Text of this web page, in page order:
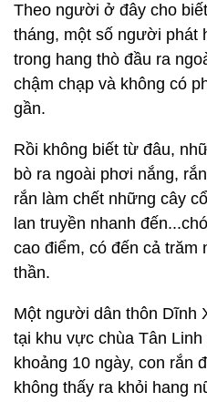
Theo người ở đây cho
tháng, một số người phát
trong hang thò đầu ra
chậm chạp và không có
gần.
Rồi không biết từ đâu,
bò ra ngoài phơi nắng,
rắn làm chết những cây
lan truyền nhanh
cao điểm, có đến cả
thần.
Một người dân thôn Dĩnh
tại khu vực chùa Tân Linh
khoảng 10 ngày, con rắn
không thấy ra khỏi hang